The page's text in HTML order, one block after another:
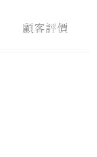
顧客評價